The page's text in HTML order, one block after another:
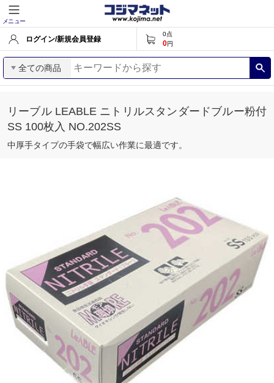
メニュー
ログイン/新規会員登録
0点
0円
全ての商品
リーブル LEABLE ニトリルスタンダードブルー粉付
SS 100枚入 NO.202SS
中厚手タイプの手袋で幅広い作業に最適です。